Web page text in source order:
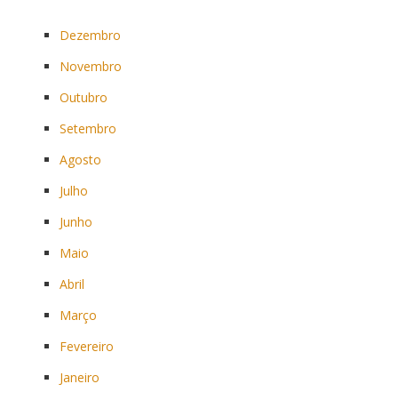
Dezembro
Novembro
Outubro
Setembro
Agosto
Julho
Junho
Maio
Abril
Março
Fevereiro
Janeiro